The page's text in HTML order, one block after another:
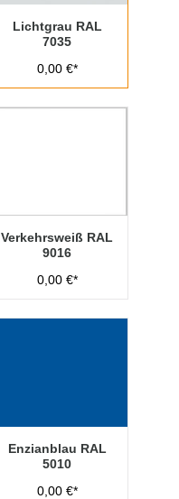
Lichtgrau RAL
7035
0,00 €*
Verkehrsweiß RAL
9016
0,00 €*
Enzianblau RAL
5010
0,00 €*